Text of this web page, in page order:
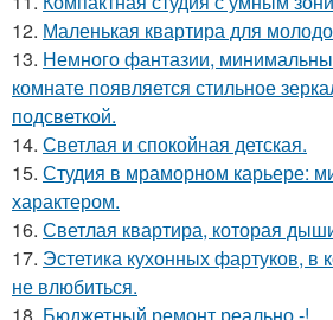
12. Маленькая квартира для
13. Немного фантазии,
комнате появляется стильное
подсветкой.
14. Светлая и спокойная детская.
15. Студия в мраморном карьере:
характером.
16. Светлая квартира, которая
17. Эстетика кухонных фартуков, в
не влюбиться.
18. Бюджетный ремонт реально -!